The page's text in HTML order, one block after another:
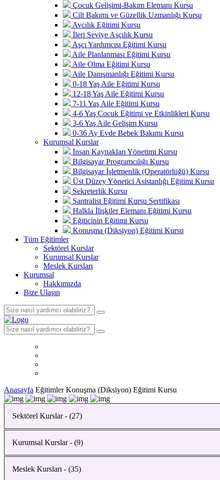
Çocuk Gelişimi-Bakım Elemanı Kursu
Cilt Bakımı ve Güzellik Uzmanlığı Kursu
Avcılık Eğitimi Kursu
İleri Seviye Aşçılık Kursu
Aşçı Yardımcısı Eğitimi Kursu
Aile Planlanması Eğitimi Kursu
Aile Olma Eğitimi Kursu
Aile Danışmanlığı Eğitimi Kursu
0-18 Yaş Aile Eğitimi Kursu
12-18 Yaş Aile Eğitimi Kursu
7-11 Yaş Aile Eğitimi Kursu
4-6 Yaş Çocuk Eğitimi ve Etkinlikleri Kursu
3-6 Yaş Aile Gelişim Kursu
0-36 Ay Evde Bebek Bakımı Kursu
Kurumsal Kurslar
İnsan Kaynakları Yönetimi Kursu
Bilgisayar Programcılığı Kursu
Bilgisayar İşletmenlik (Operatörlüğü) Kursu
Üst Düzey Yönetici Asistanlığı Eğitimi Kursu
Sekreterlik Kursu
Santralist Eğitimi Kursu Sertifikası
Halkla İlişkiler Elemanı Eğitimi Kursu
Eğiticinin Eğitimi Kursu
Konuşma (Diksiyon) Eğitimi Kursu
Tüm Eğitimler
Sektörel Kurslar
Kurumsal Kurslar
Meslek Kursları
Kurumsal
Hakkımızda
Bize Ulaşın
Anasayfa Eğitimler Konuşma (Diksiyon) Eğitimi Kursu
Sektörel Kurslar - (27)
Bahçıvanlık Kursu
Yapı Malzemeleri Analizi Kursu
Ahşap İskeleti İmalatı (Marangozluk) Kursu
Kurumsal Kurslar - (9)
İnsan Kaynakları Yönetimi Kursu
Meslek Kursları - (35)